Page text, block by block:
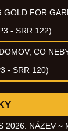
GOLD FOR
- SRR 122)
CO
- SRR 120)
2026: NÁZEV ~